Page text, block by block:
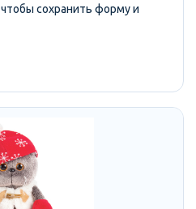
сохранить форму и